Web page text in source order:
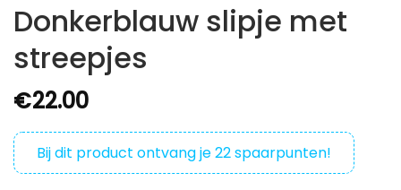
Donkerblauw slipje met
streepjes
€22.00
Bij dit product ontvang je22spaarpunten!